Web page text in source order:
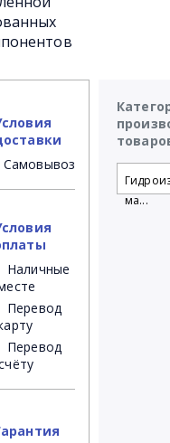
Самовывоз
Наличные
Перевод
Перевод
ма...